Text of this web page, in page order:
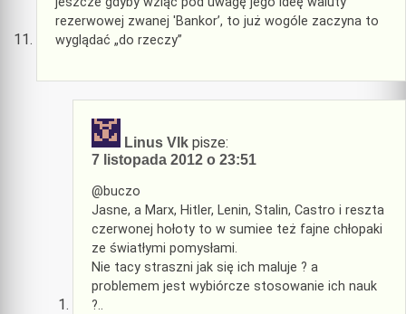
rezerwowej zwanej 'Bankor’, to już wogóle zaczyna to
wyglądać „do rzeczy”
Linus Vlk pisze:
7 listopada 2012 o 23:51
@buczo
Jasne, a Marx, Hitler, Lenin, Stalin, Castro i reszta
czerwonej hołoty to w sumiee też fajne chłopaki
ze światłymi pomysłami.
Nie tacy straszni jak się ich maluje ? a
problemem jest wybiórcze stosowanie ich nauk
?..